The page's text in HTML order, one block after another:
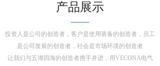
产品展示
——
投资人是公司的创造者，客户是使用装备的创造者，员工
是公司发展的创造者，社会是市场环境的创造者
让我们与五湖四海的创造者携手并进，用VECONA电气